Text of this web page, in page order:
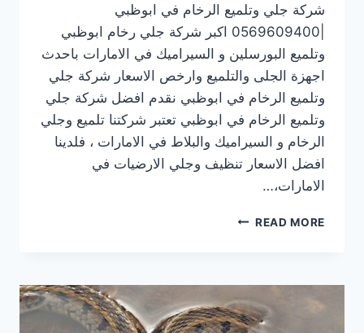
شركة جلي وتلميع الرخام في ابوظبي
|0569609400 اكبر شركة جلي رخام ابوظبي
وتلميع البورسلين و السيراميك في الامارات باحدث
اجهزة الجلى والتلميع وارخص الاسعار شركة جلي
وتلميع الرخام في ابوظبي نقدم افضل شركة جلي
وتلميع الرخام في ابوظبي تعتبر شركتنا تلميع وجلي
الرخام و السيراميك والبلاط في الامارات ، فلدينا
افضل الاسعار تنظيف وجلي الارضيات في
الامارات،…
READ MOREشركة
في
ابوظبي
|0569609400